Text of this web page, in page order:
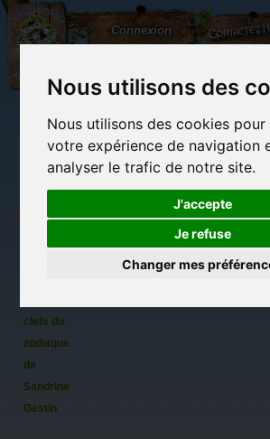
Nous utilisons des
Nous utilisons des cookies pour
votre expérience de navigation
analyser le trafic de notre site.
J'accepte
Je refuse
Changer mes
L'Arbre
aux
100.000
Connexion
(vide)
Librairie des
Carterie
originale
clefs du
zodiaque
de
Sandrine
Gestin